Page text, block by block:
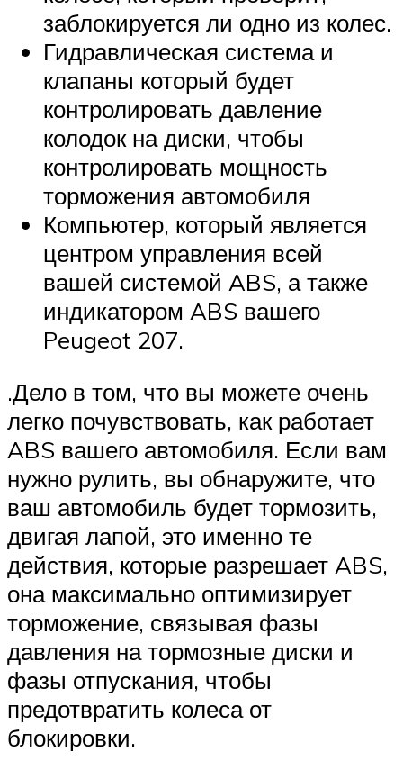
заблокируется ли одно из колес.
Гидравлическая система и
клапаны который будет
контролировать давление
колодок на диски, чтобы
контролировать мощность
торможения автомобиля
Компьютер, который является
центром управления всей
вашей системой ABS, а также
индикатором ABS вашего
Peugeot 207.
.Дело в том, что вы можете очень
легко почувствовать, как работает
ABS вашего автомобиля. Если вам
нужно рулить, вы обнаружите, что
ваш автомобиль будет тормозить,
двигая лапой, это именно те
действия, которые разрешает ABS,
она максимально оптимизирует
торможение, связывая фазы
давления на тормозные диски и
фазы отпускания, чтобы
предотвратить колеса от
блокировки.